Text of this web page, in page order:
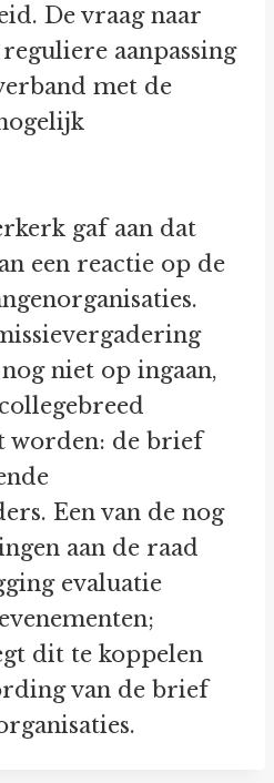
De vraag naar
aanpassing
met de
gaf aan dat
een reactie op de
niet op ingaan,
worden: de brief
Een van de nog
aan de raad
evaluatie
dit te koppelen
van de brief